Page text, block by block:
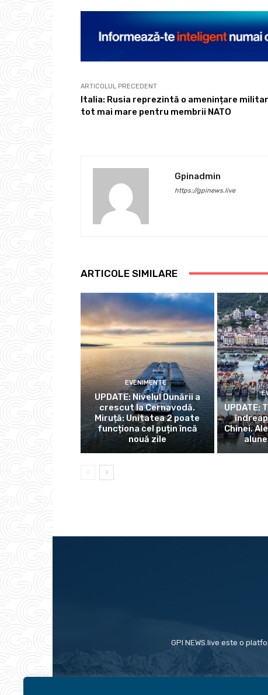
ARTICOLUL PRECEDENT
Italia: Rusia reprezintă o amenințare
tot mai mare pentru membrii NATO
Gpinadmin
https://gpinews.live
ARTICOLE SIMILARE
EVENIMENTE
UPDATE: Nivelul Dunării a
crescut la Cernavodă.
Miruță: Unitatea 2 poate
funcționa cel puțin încă
nouă zile
UPDATE:
Chinei.
GPI NEWS.live este o